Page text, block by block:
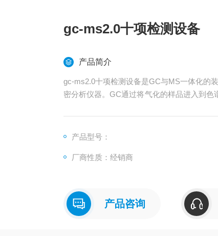
gc-ms2.0十项检测设备
产品简介
gc-ms2.0十项检测设备是GC与MS一体化的
密分析仪器。GC通过将气化的样品进入到
产品型号：
厂商性质：经销商
产品咨询